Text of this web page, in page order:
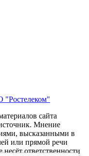
сайта
Мнение
высказанными в
или прямой речи
ответственности